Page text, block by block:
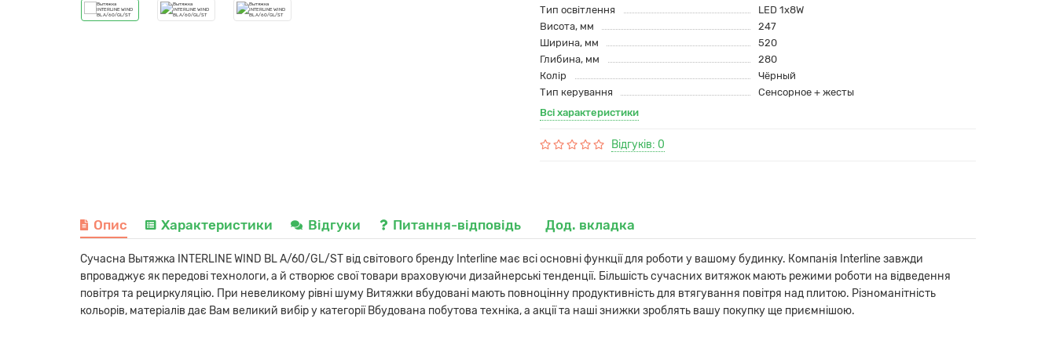
Тип освітлення
LED 1x8W
Висота, мм
247
Ширина, мм
520
Глибина, мм
280
Колір
Чёрный
Тип керування
Сенсорное + жесты
Всі характеристики
Відгуків: 0
Опис Характеристики Відгуки Питання-відповідь Дод. вкладка
Сучасна Вытяжка INTERLINE WIND BL A/60/GL/ST від світового бренду Interline має всі основні функції для роботи у вашому будинку. Компанія Interline завжди
впроваджує як передові технологи, а й створює свої товари враховуючи дизайнерські тенденції. Більшість сучасних витяжок мають режими роботи на відведення
повітря та рециркуляцію. При невеликому рівні шуму Витяжки вбудовані мають повноцінну продуктивність для втягування повітря над плитою. Різноманітність
кольорів, матеріалів дає Вам великий вибір у категорії Вбудована побутова техніка, а акції та наші знижки зроблять вашу покупку ще приємнішою.